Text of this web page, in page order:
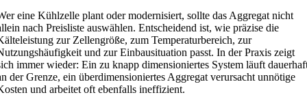
eine Kühlzelle plant oder modernisiert, sollte das Aggregat nicht
nach Preisliste auswählen. Entscheidend ist, wie präzise die
zur Zellengröße, zum Temperaturbereich, zur
und zur Einbausituation passt. In der Praxis zeigt
immer wieder: Ein zu knapp dimensioniertes System läuft
der Grenze, ein überdimensioniertes Aggregat verursacht unnötige
und arbeitet oft ebenfalls ineffizient.